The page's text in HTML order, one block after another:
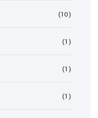
(10)
(1)
(1)
(1)